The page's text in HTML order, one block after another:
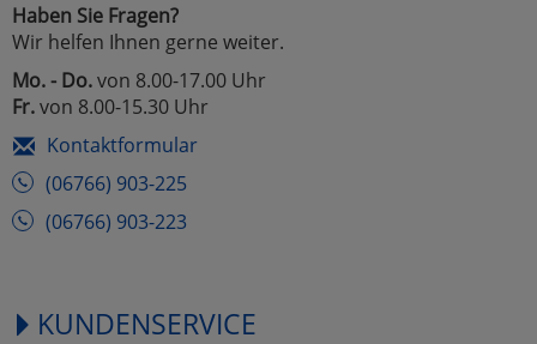
Haben Sie Fragen?
Wir helfen Ihnen gerne weiter.
Mo. - Do.von 8.00-17.00 Uhr
Fr.von 8.00-15.30 Uhr
Kontaktformular
(06766) 903-225
(06766) 903-223
KUNDENSERVICE